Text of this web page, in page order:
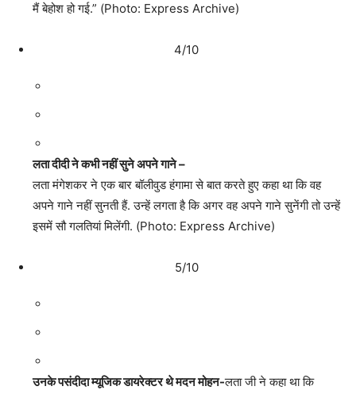
मैं बेहोश हो गई.” (Photo: Express Archive)
4/10
लता दीदी ने कभी नहीं सुने अपने गाने –
लता मंगेशकर ने एक बार बॉलीवुड हंगामा से बात करते हुए कहा था कि वह
अपने गाने नहीं सुनती हैं. उन्हें लगता है कि अगर वह अपने गाने सुनेंगी तो उन्हें
इसमें सौ गलतियां मिलेंगी. (Photo: Express Archive)
5/10
उनके पसंदीदा म्यूजिक डायरेक्टर थे मदन मोहन-लता जी ने कहा था कि